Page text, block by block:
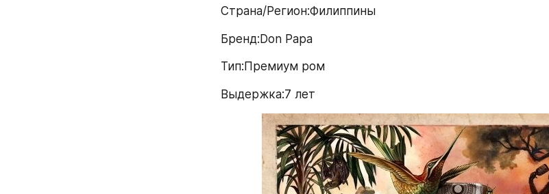
Страна/Регион:Филиппины
Бренд:Don Papa
Тип:Премиум ром
Выдержка:7 лет